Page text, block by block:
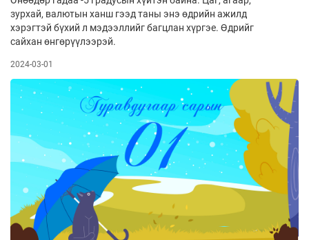
зурхай, валютын ханш гээд таны энэ өдрийн ажилд
хэрэгтэй бүхий л мэдээллийг багцлан хүргэе. Өдрийг
сайхан өнгөрүүлээрэй.
2024-03-01